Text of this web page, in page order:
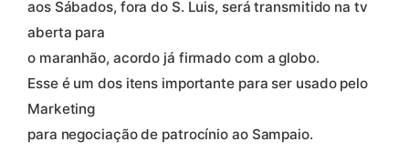
aos Sábados, fora do S. Luis, será transmitido na tv
aberta para
o maranhão, acordo já firmado com a globo.
Esse é um dos itens importante para ser usado pelo
Marketing
para negociação de patrocínio ao Sampaio.